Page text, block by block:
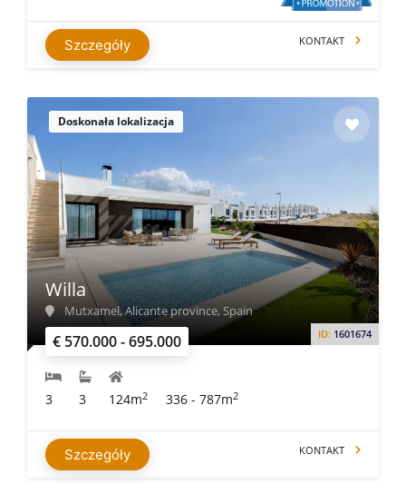
Szczegóły KONTAKT
Doskonała lokalizacja
€ 570.000 - 695.000 ID: 1601674
Willa
Mutxamel, Alicante province, Spain
3 3 124m2 336 - 787m2
Szczegóły KONTAKT